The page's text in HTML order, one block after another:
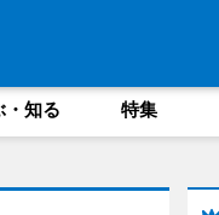
・知る 特集